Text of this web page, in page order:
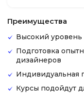
Преимущества
Высокий уровень
Подготовка
дизайнеров
Индивидуальная
Курсы подойдут